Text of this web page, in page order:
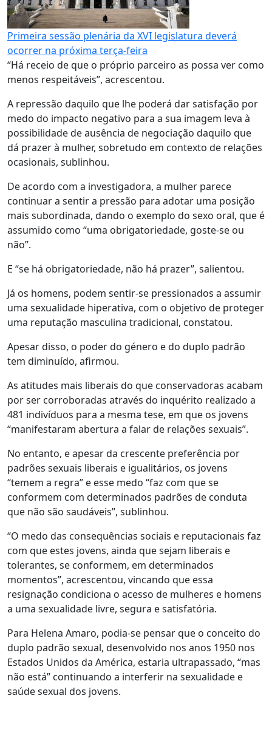
Primeira sessão plenária da XVI legislatura deverá
ocorrer na próxima terça-feira
“Há receio de que o próprio parceiro as possa ver como
menos respeitáveis”, acrescentou.
A repressão daquilo que lhe poderá dar satisfação por
medo do impacto negativo para a sua imagem leva à
possibilidade de ausência de negociação daquilo que
dá prazer à mulher, sobretudo em contexto de relações
ocasionais, sublinhou.
De acordo com a investigadora, a mulher parece
continuar a sentir a pressão para adotar uma posição
mais subordinada, dando o exemplo do sexo oral, que é
assumido como “uma obrigatoriedade, goste-se ou
não”.
E “se há obrigatoriedade, não há prazer”, salientou.
Já os homens, podem sentir-se pressionados a assumir
uma sexualidade hiperativa, com o objetivo de proteger
uma reputação masculina tradicional, constatou.
Apesar disso, o poder do género e do duplo padrão
tem diminuído, afirmou.
As atitudes mais liberais do que conservadoras acabam
por ser corroboradas através do inquérito realizado a
481 indivíduos para a mesma tese, em que os jovens
“manifestaram abertura a falar de relações sexuais”.
No entanto, e apesar da crescente preferência por
padrões sexuais liberais e igualitários, os jovens
“temem a regra” e esse medo “faz com que se
conformem com determinados padrões de conduta
que não são saudáveis”, sublinhou.
“O medo das consequências sociais e reputacionais faz
com que estes jovens, ainda que sejam liberais e
tolerantes, se conformem, em determinados
momentos”, acrescentou, vincando que essa
resignação condiciona o acesso de mulheres e homens
a uma sexualidade livre, segura e satisfatória.
Para Helena Amaro, podia-se pensar que o conceito do
duplo padrão sexual, desenvolvido nos anos 1950 nos
Estados Unidos da América, estaria ultrapassado, “mas
não está” continuando a interferir na sexualidade e
saúde sexual dos jovens.